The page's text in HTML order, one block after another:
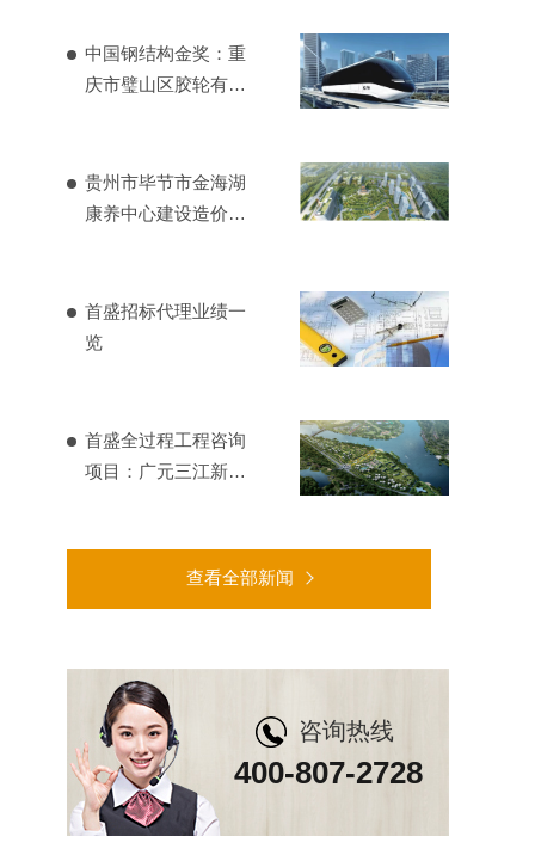
中国钢结构金奖：重
庆市璧山区胶轮有轨
贵州市毕节市金海湖
康养中心建设造价项
首盛招标代理业绩一
览
首盛全过程工程咨询
项目：广元三江新区
查看全部新闻
咨询热线
400-807-2728